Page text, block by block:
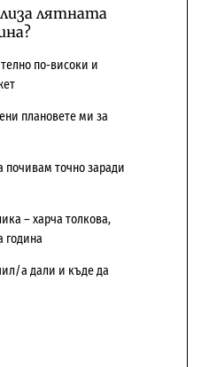
лятната
по-високи и
плановете ми за
почивам точно заради
– харча толкова,
година
а дали и къде да